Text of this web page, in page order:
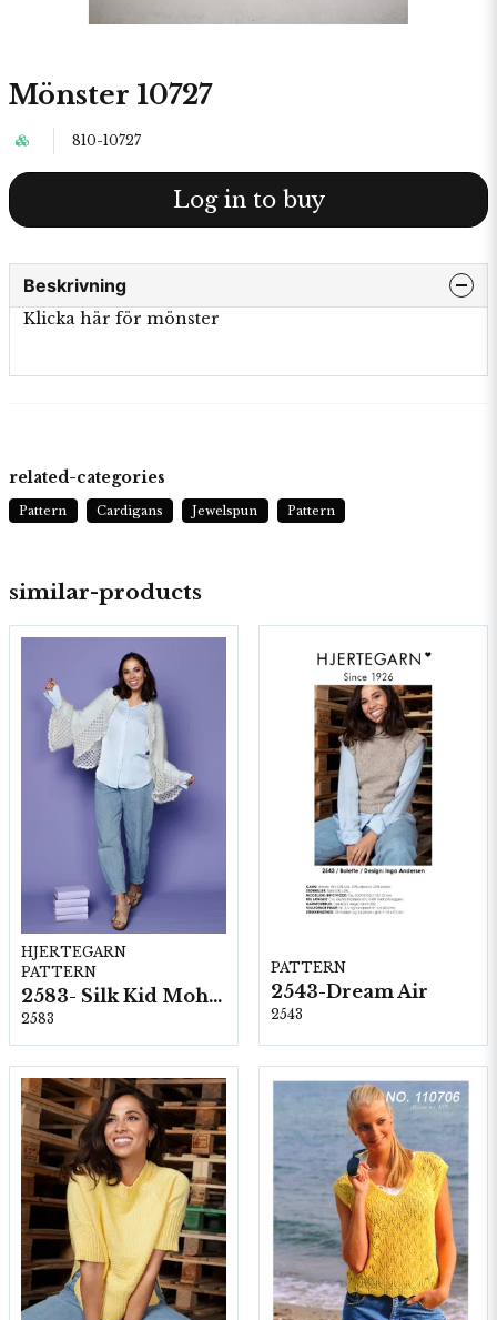
Mönster 10727
810-10727
Log in to buy
Beskrivning
Klicka här för mönster
similar-products
HJERTEGARN
PATTERN
2583- Silk Kid Mohair
2583
PATTERN
2543-Dream Air
2543
related-categories
Pattern Cardigans Jewelspun Pattern